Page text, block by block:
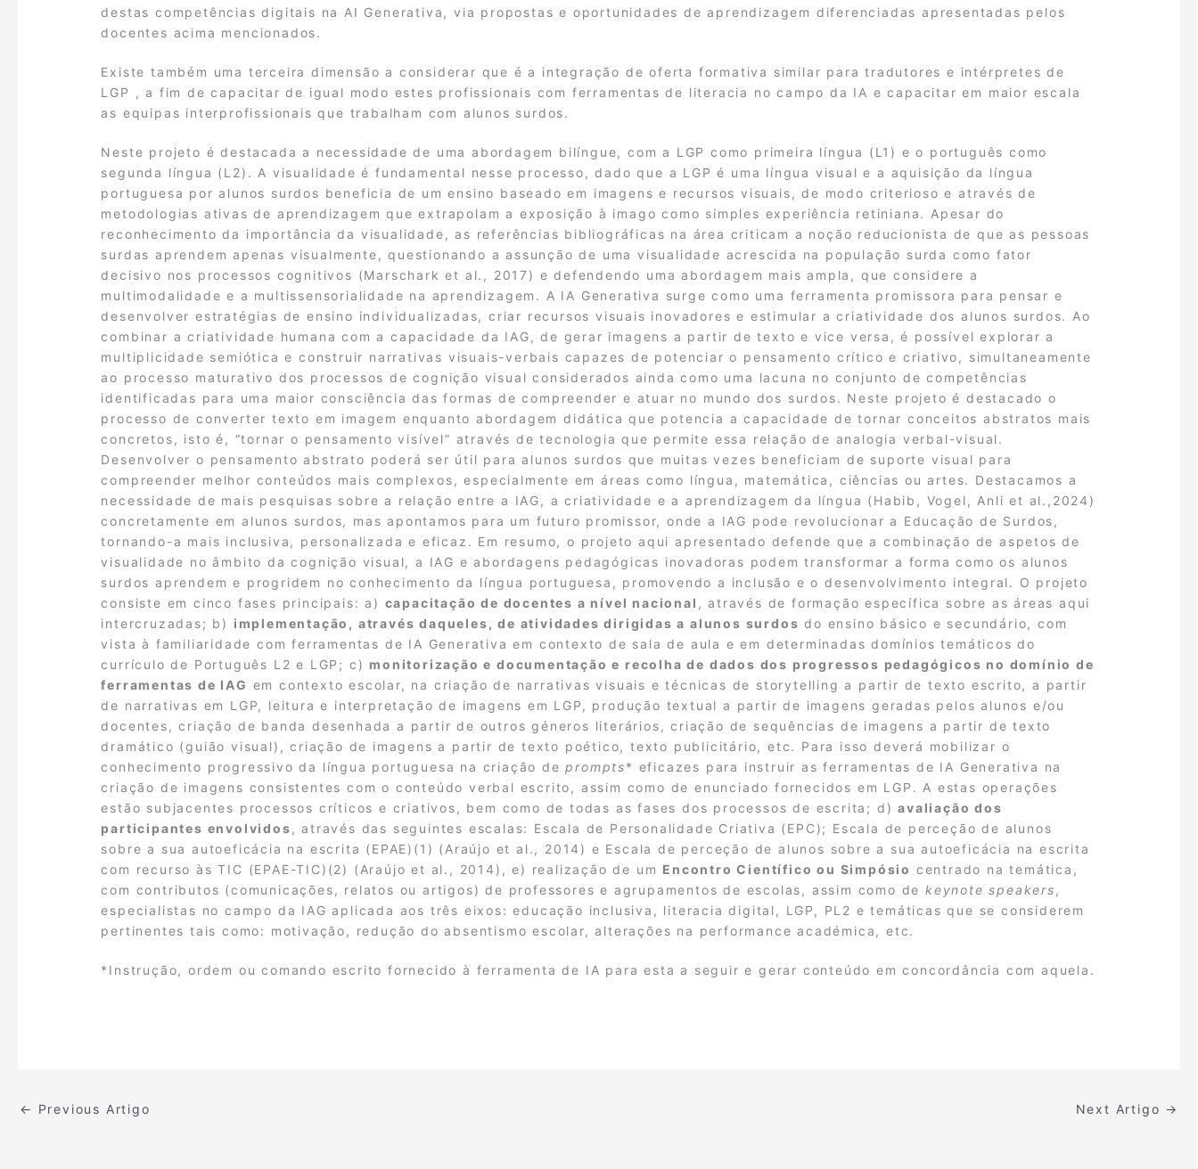
destas competências digitais na AI Generativa, via propostas e oportunidades de aprendizagem diferenciadas apresentadas pelos
docentes acima mencionados.
Existe também uma terceira dimensão a considerar que é a integração de oferta formativa similar para tradutores e intérpretes de
LGP , a fim de capacitar de igual modo estes profissionais com ferramentas de literacia no campo da IA e capacitar em maior escala
as equipas interprofissionais que trabalham com alunos surdos.
Neste projeto é destacada a necessidade de uma abordagem bilíngue, com a LGP como primeira língua (L1) e o português como
segunda língua (L2). A visualidade é fundamental nesse processo, dado que a LGP é uma língua visual e a aquisição da língua
portuguesa por alunos surdos beneficia de um ensino baseado em imagens e recursos visuais, de modo criterioso e através de
metodologias ativas de aprendizagem que extrapolam a exposição à imago como simples experiência retiniana. Apesar do
reconhecimento da importância da visualidade, as referências bibliográficas na área criticam a noção reducionista de que as pessoas
surdas aprendem apenas visualmente, questionando a assunção de uma visualidade acrescida na população surda como fator
decisivo nos processos cognitivos (Marschark et al., 2017) e defendendo uma abordagem mais ampla, que considere a
multimodalidade e a multissensorialidade na aprendizagem. A IA Generativa surge como uma ferramenta promissora para pensar e
desenvolver estratégias de ensino individualizadas, criar recursos visuais inovadores e estimular a criatividade dos alunos surdos. Ao
combinar a criatividade humana com a capacidade da IAG, de gerar imagens a partir de texto e vice versa, é possível explorar a
multiplicidade semiótica e construir narrativas visuais-verbais capazes de potenciar o pensamento crítico e criativo, simultaneamente
ao processo maturativo dos processos de cognição visual considerados ainda como uma lacuna no conjunto de competências
identificadas para uma maior consciência das formas de compreender e atuar no mundo dos surdos. Neste projeto é destacado o
processo de converter texto em imagem enquanto abordagem didática que potencia a capacidade de tornar conceitos abstratos mais
concretos, isto é, “tornar o pensamento visível” através de tecnologia que permite essa relação de analogia verbal-visual.
Desenvolver o pensamento abstrato poderá ser útil para alunos surdos que muitas vezes beneficiam de suporte visual para
compreender melhor conteúdos mais complexos, especialmente em áreas como língua, matemática, ciências ou artes. Destacamos a
necessidade de mais pesquisas sobre a relação entre a IAG, a criatividade e a aprendizagem da língua (Habib, Vogel, Anli et al.,2024)
concretamente em alunos surdos, mas apontamos para um futuro promissor, onde a IAG pode revolucionar a Educação de Surdos,
tornando-a mais inclusiva, personalizada e eficaz. Em resumo, o projeto aqui apresentado defende que a combinação de aspetos de
visualidade no âmbito da cognição visual, a IAG e abordagens pedagógicas inovadoras podem transformar a forma como os alunos
surdos aprendem e progridem no conhecimento da língua portuguesa, promovendo a inclusão e o desenvolvimento integral. O projeto
consiste em cinco fases principais: a) capacitação de docentes a nível nacional , através de formação específica sobre as áreas aqui
intercruzadas; b) implementação, através daqueles, de atividades dirigidas a alunos surdos do ensino básico e secundário, com
vista à familiaridade com ferramentas de IA Generativa em contexto de sala de aula e em determinadas domínios temáticos do
currículo de Português L2 e LGP; c) monitorização e documentação e recolha de dados dos progressos pedagógicos no domínio de
ferramentas de IAG em contexto escolar, na criação de narrativas visuais e técnicas de storytelling a partir de texto escrito, a partir
de narrativas em LGP, leitura e interpretação de imagens em LGP, produção textual a partir de imagens geradas pelos alunos e/ou
docentes, criação de banda desenhada a partir de outros géneros literários, criação de sequências de imagens a partir de texto
dramático (guião visual), criação de imagens a partir de texto poético, texto publicitário, etc. Para isso deverá mobilizar o
conhecimento progressivo da língua portuguesa na criação deprompts* eficazes para instruir as ferramentas de IA Generativa na
criação de imagens consistentes com o conteúdo verbal escrito, assim como de enunciado fornecidos em LGP. A estas operações
estão subjacentes processos críticos e criativos, bem como de todas as fases dos processos de escrita; d)avaliação dos
participantes envolvidos , através das seguintes escalas: Escala de Personalidade Criativa (EPC); Escala de perceção de alunos
sobre a sua autoeficácia na escrita (EPAE)(1) (Araújo et al., 2014) e Escala de perceção de alunos sobre a sua autoeficácia na escrita
com recurso às TIC (EPAE-TIC)(2) (Araújo et al., 2014), e) realização de um Encontro Científico ou Simpósio centrado na temática,
com contributos (comunicações, relatos ou artigos) de professores e agrupamentos de escolas, assim como de keynote speakers ,
especialistas no campo da IAG aplicada aos três eixos: educação inclusiva, literacia digital, LGP, PL2 e temáticas que se considerem
pertinentes tais como: motivação, redução do absentismo escolar, alterações na performance académica, etc.
*Instrução, ordem ou comando escrito fornecido à ferramenta de IA para esta a seguir e gerar conteúdo em concordância com aquela.
← Previous Artigo Next Artigo →